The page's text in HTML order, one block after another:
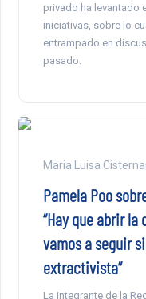
privado ha levantado
iniciativas, sobre lo
entrampado en
pasado.
Maria Luisa
Pamela Poo
“Hay que abrir
vamos a seguir
extractivista”
La integrante de la